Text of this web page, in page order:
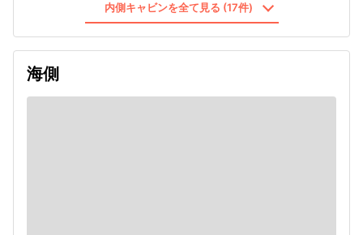
内側キャビンを全て見る (17件)
海側